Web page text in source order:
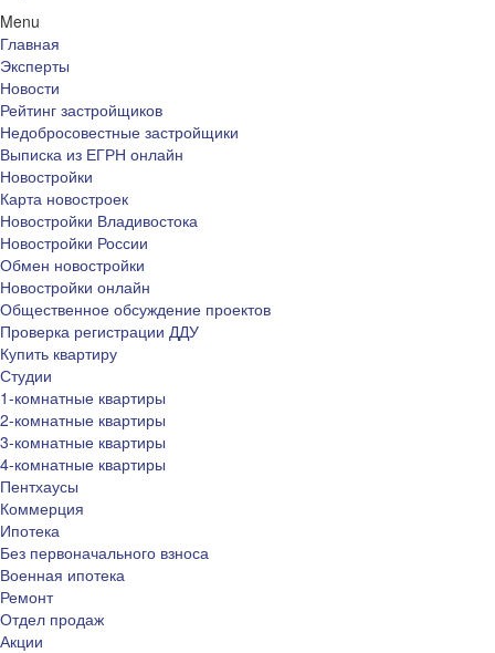
Menu
Главная
Эксперты
Новости
Рейтинг застройщиков
Недобросовестные застройщики
Выписка из ЕГРН онлайн
Новостройки
Карта новостроек
Новостройки Владивостока
Новостройки России
Обмен новостройки
Новостройки онлайн
Общественное обсуждение проектов
Проверка регистрации ДДУ
Купить квартиру
Студии
1-комнатные квартиры
2-комнатные квартиры
3-комнатные квартиры
4-комнатные квартиры
Пентхаусы
Коммерция
Ипотека
Без первоначального взноса
Военная ипотека
Ремонт
Отдел продаж
Акции